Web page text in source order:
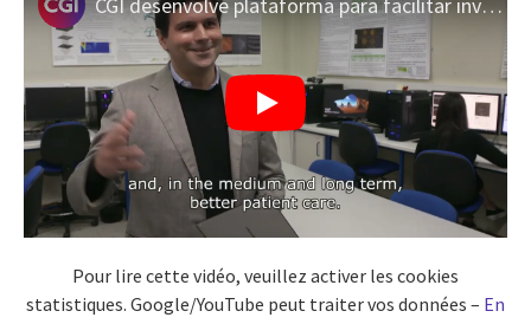
Pour lire cette vidéo, veuillez activer les cookies
statistiques. Google/YouTube peut traiter vos données – En